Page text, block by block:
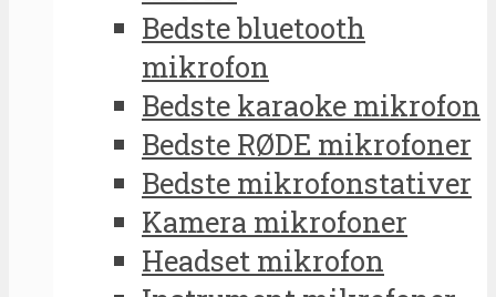
Bedste bluetooth
mikrofon
Bedste karaoke mikrofon
Bedste RØDE mikrofoner
Bedste mikrofonstativer
Kamera mikrofoner
Headset mikrofon